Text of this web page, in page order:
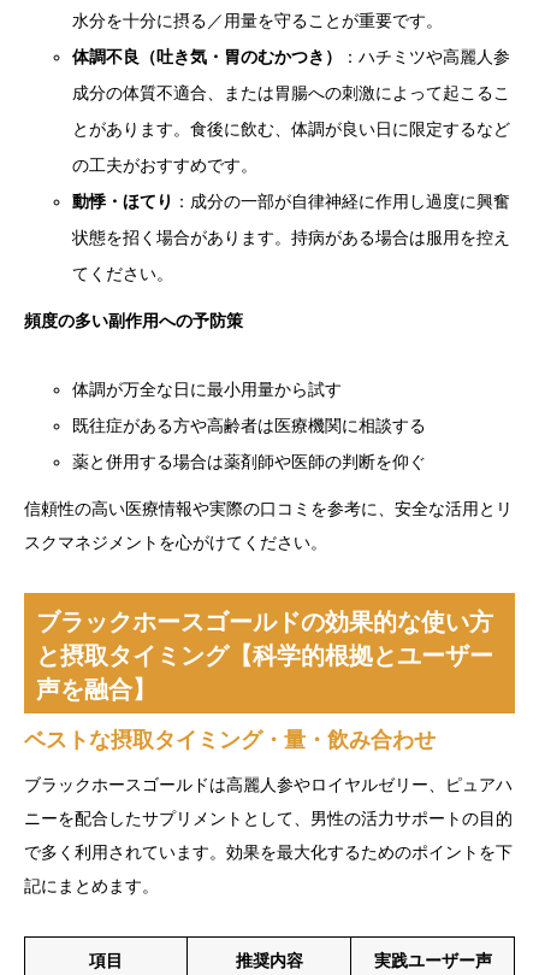
水分を十分に摂る／用量を守ることが重要です。
体調不良（吐き気・胃のむかつき）
：ハチミツや高麗人参
成分の体質不適合、または胃腸への刺激によって起こるこ
とがあります。食後に飲む、体調が良い日に限定するなど
の工夫がおすすめです。
動悸・ほてり ：成分の一部が自律神経に作用し過度に興奮
状態を招く場合があります。持病がある場合は服用を控え
てください。
頻度の多い副作用への予防策
体調が万全な日に最小用量から試す
既往症がある方や高齢者は医療機関に相談する
薬と併用する場合は薬剤師や医師の判断を仰ぐ
信頼性の高い医療情報や実際の口コミを参考に、安全な活用とリ
スクマネジメントを心がけてください。
ブラックホースゴールドの効果的な使い方
と摂取タイミング【科学的根拠とユーザー
声を融合】
ベストな摂取タイミング・量・飲み合わせ
ブラックホースゴールドは高麗人参やロイヤルゼリー、ピュアハ
ニーを配合したサプリメントとして、男性の活力サポートの目的
で多く利用されています。効果を最大化するためのポイントを下
記にまとめます。
項目 推奨内容 実践ユーザー声